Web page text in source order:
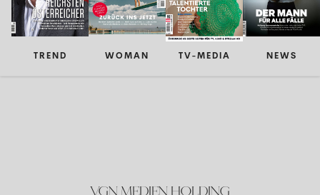
TREND WOMAN TV-MEDIA NEWS
VGN MEDIEN HOLDING